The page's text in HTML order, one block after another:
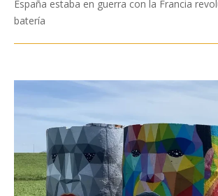
España estaba en guerra con la Francia
batería